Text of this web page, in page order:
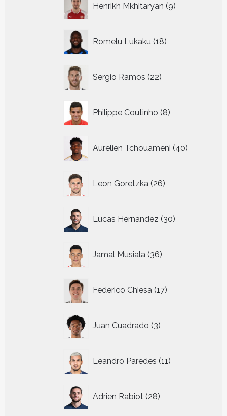
Henrikh Mkhitaryan 9
producten
Romelu Lukaku 18
producten
Sergio Ramos 22
producten
Philippe Coutinho 8
producten
Aurelien Tchouameni 40
producten
Leon Goretzka 26
producten
Lucas Hernandez 30
producten
Jamal Musiala 36
producten
Federico Chiesa 17
producten
Juan Cuadrado 3
producten
Leandro Paredes 11
producten
Adrien Rabiot 28
producten